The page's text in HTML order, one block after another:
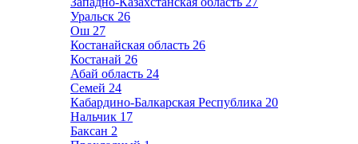
Уральск 26
Ош 27
Костанайская область 26
Костанай 26
Абай область 24
Семей 24
Кабардино-Балкарская Республика 20
Нальчик 17
Баксан 2